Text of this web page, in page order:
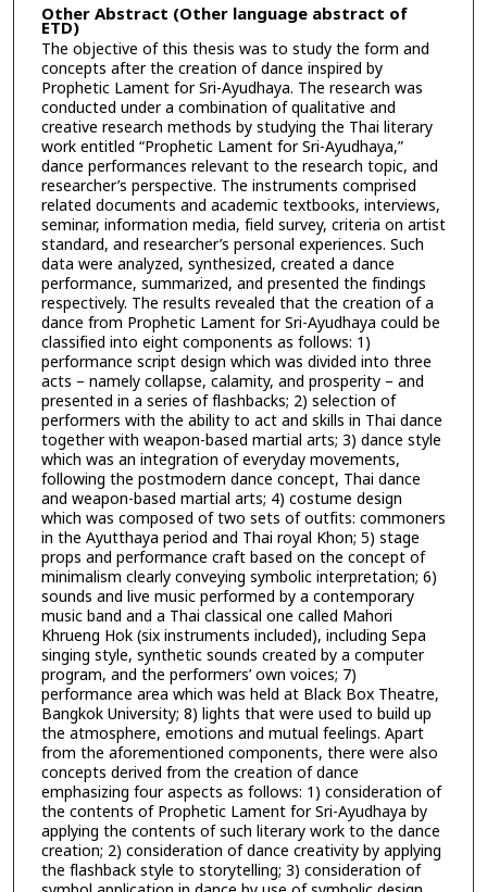
Other Abstract (Other language abstract of
ETD)
The objective of this thesis was to study the form and
concepts after the creation of dance inspired by
Prophetic Lament for Sri-Ayudhaya. The research was
conducted under a combination of qualitative and
creative research methods by studying the Thai literary
work entitled “Prophetic Lament for Sri-Ayudhaya,”
dance performances relevant to the research topic, and
researcher’s perspective. The instruments comprised
related documents and academic textbooks, interviews,
seminar, information media, field survey, criteria on artist
standard, and researcher’s personal experiences. Such
data were analyzed, synthesized, created a dance
performance, summarized, and presented the findings
respectively. The results revealed that the creation of a
dance from Prophetic Lament for Sri-Ayudhaya could be
classified into eight components as follows: 1)
performance script design which was divided into three
acts – namely collapse, calamity, and prosperity – and
presented in a series of flashbacks; 2) selection of
performers with the ability to act and skills in Thai dance
together with weapon-based martial arts; 3) dance style
which was an integration of everyday movements,
following the postmodern dance concept, Thai dance
and weapon-based martial arts; 4) costume design
which was composed of two sets of outfits: commoners
in the Ayutthaya period and Thai royal Khon; 5) stage
props and performance craft based on the concept of
minimalism clearly conveying symbolic interpretation; 6)
sounds and live music performed by a contemporary
music band and a Thai classical one called Mahori
Khrueng Hok (six instruments included), including Sepa
singing style, synthetic sounds created by a computer
program, and the performers’ own voices; 7)
performance area which was held at Black Box Theatre,
Bangkok University; 8) lights that were used to build up
the atmosphere, emotions and mutual feelings. Apart
from the aforementioned components, there were also
concepts derived from the creation of dance
emphasizing four aspects as follows: 1) consideration of
the contents of Prophetic Lament for Sri-Ayudhaya by
applying the contents of such literary work to the dance
creation; 2) consideration of dance creativity by applying
the flashback style to storytelling; 3) consideration of